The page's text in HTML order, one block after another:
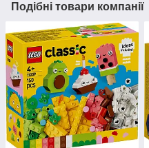
Подібні товари компанії